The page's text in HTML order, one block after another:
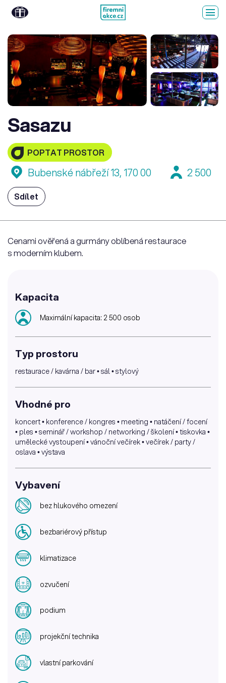
Sasazu
POPTAT PROSTOR
Bubenské nábřeží 13, 170 00 2 500
Sdílet
Cenami ověřená a gurmány oblíbená restaurace
s moderním klubem.
Kapacita
Maximální kapacita: 2 500 osob
Typ prostoru
restaurace / kavárna / bar • sál • stylový
Vhodné pro
koncert • konference / kongres • meeting • natáčení / focení
• ples • seminář / workshop / networking / školení • tiskovka •
umělecké vystoupení • vánoční večírek • večírek / party /
oslava • výstava
Vybavení
bez hlukového omezení
bezbariérový přístup
klimatizace
ozvučení
podium
projekční technika
vlastní parkování